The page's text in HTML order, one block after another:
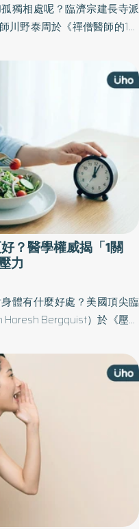
獨相處呢？臨濟宗建長寺派
川野泰周於《禪僧醫師的1分
儀式」，幫助讀者重整超載
：
？醫學權威揭「1關
力
體有什麼好處？美國頂尖臨
Bergquist）於《壓力
腦與腸道的關係、間歇性斷
的視野。以下為原書摘文：